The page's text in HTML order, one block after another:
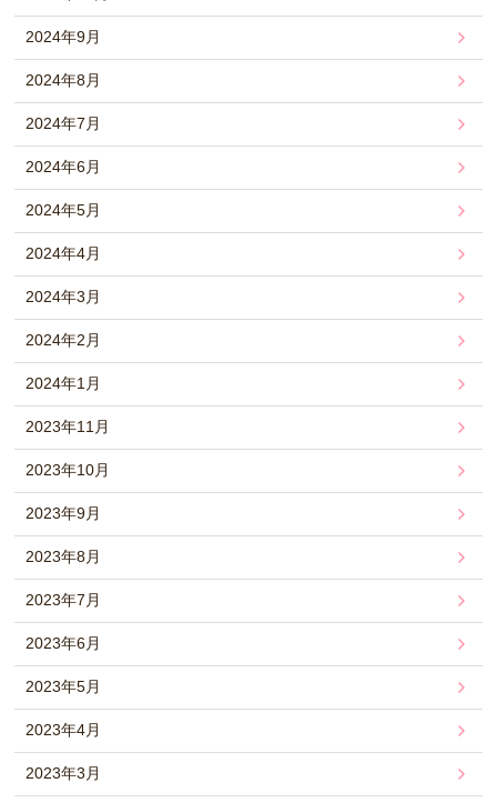
2024年9月
2024年8月
2024年7月
2024年6月
2024年5月
2024年4月
2024年3月
2024年2月
2024年1月
2023年11月
2023年10月
2023年9月
2023年8月
2023年7月
2023年6月
2023年5月
2023年4月
2023年3月